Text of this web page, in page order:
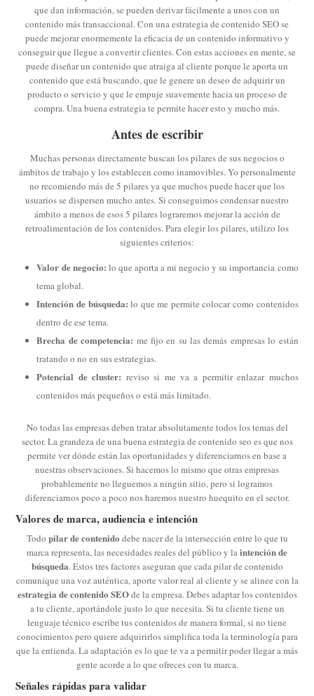
que dan información, se pueden derivar fácilmente a unos con un
contenido más transaccional. Con una estrategia de contenido SEO se
puede mejorar enormemente la eficacia de un contenido informativo y
conseguir que llegue a convertir clientes. Con estas acciones en mente, se
puede diseñar un contenido que atraiga al cliente porque le aporta un
contenido que está buscando, que le genere un deseo de adquirir un
producto o servicio y que le empuje suavemente hacia un proceso de
compra. Una buena estrategia te permite hacer esto y mucho más.
Antes de escribir
Muchas personas directamente buscan los pilares de sus negocios o
ámbitos de trabajo y los establecen como inamovibles. Yo personalmente
no recomiendo más de 5 pilares ya que muchos puede hacer que los
usuarios se dispersen mucho antes. Si conseguimos condensar nuestro
ámbito a menos de esos 5 pilares lograremos mejorar la acción de
retroalimentación de los contenidos. Para elegir los pilares, utilizo los
siguientes criterios:
Valor de negocio: lo que aporta a mi negocio y su importancia como
tema global.
Intención de búsqueda: lo que me permite colocar como contenidos
dentro de ese tema.
Brecha de competencia: me fijo en su las demás empresas lo están
tratando o no en sus estrategias.
Potencial de cluster: reviso si me va a permitir enlazar muchos
contenidos más pequeños o está más limitado.
No todas las empresas deben tratar absolutamente todos los temas del
sector. La grandeza de una buena estrategia de contenido seo es que nos
permite ver dónde están las oportunidades y diferenciarnos en base a
nuestras observaciones. Si hacemos lo mismo que otras empresas
probablemente no lleguemos a ningún sitio, pero si logramos
diferenciarnos poco a poco nos haremos nuestro huequito en el sector.
Valores de marca, audiencia e intención
Todo pilar de contenido debe nacer de la intersección entre lo que tu
marca representa, las necesidades reales del público y la intención de
búsqueda. Estos tres factores aseguran que cada pilar de contenido
comunique una voz auténtica, aporte valor real al cliente y se alinee con la
estrategia de contenido SEOde la empresa. Debes adaptar los contenidos
a tu cliente, aportándole justo lo que necesita. Si tu cliente tiene un
lenguaje técnico escribe tus contenidos de manera formal, si no tiene
conocimientos pero quiere adquirirlos simplifica toda la terminología para
que la entienda. La adaptación es lo que te va a permitir poder llegar a más
gente acorde a lo que ofreces con tu marca.
Señales rápidas para validar